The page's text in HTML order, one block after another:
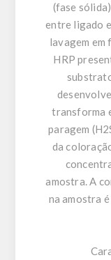
(fase
entre ligado
lavagem em
HRP
transforma
paragem
da
amostra. A
na amostra